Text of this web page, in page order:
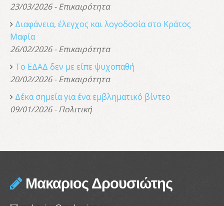
23/03/2026 - Επικαιρότητα
Διαφάνεια, έλεγχος και λογοδοσία στο Κράτος
Μαφία
26/02/2026 - Επικαιρότητα
Το ΕΔΑΔ δεν με είπε ψυχοπαθή
20/02/2026 - Επικαιρότητα
Δέκα σημεία για ένα εμβληματικό βίντεο
09/01/2026 - Πολιτική
Μακαριος Δρουσιώτης